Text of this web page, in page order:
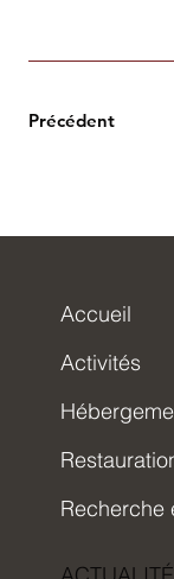
Précédent
Accueil
Activités
Recherche